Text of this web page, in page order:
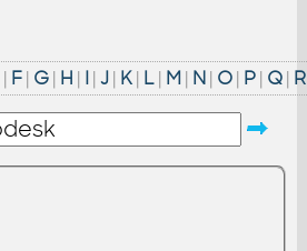
| F| G| H | I| J| K| L| M| N| O| P| Q| R